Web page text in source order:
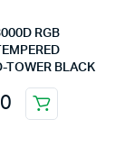
RGB
TOWER BLACK